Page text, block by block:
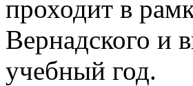
проходит в
Вернадского и
учебный год.